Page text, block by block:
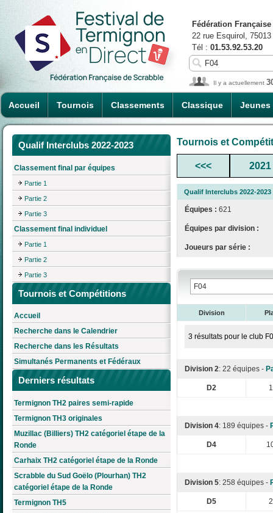
Accueil Tournois Classements Classique Jeunes
Fédération
22 rue Esquirol,
Tél : 01.53.92.53.20
Il y a actuellement
Qualif Interclubs 2022-2023
Classement final par équipes
Partie 1
Partie 2
Partie 3
Classement final individuel
Partie 1
Partie 2
Partie 3
Tournois et Compétitions
Accueil
Recherche dans le Calendrier
Recherche dans les Résultats
Simultanés Permanents et Fédéraux
Derniers résultats
Termignon TH2 paires semi-rapide
Termignon TH3 originales
Muzillac (Billiers) TH2 catégoriel étape de la
Ronde
Carhaix TH2 catégoriel étape de la Ronde
Scrabble du Sud Goëlo (Plourhan) TH2
catégoriel étape de la Ronde
Termignon TH5
Tournois et
<<< 2021
Qualif Interclubs 2022-2023
Équipes : 621
Équipes par division :
Joueurs par série :
Division
3 résultats pour le club
Division 2: 22 équipes -
D2
Division 4: 189 équipes -
D4
Division 5: 258 équipes -
D5